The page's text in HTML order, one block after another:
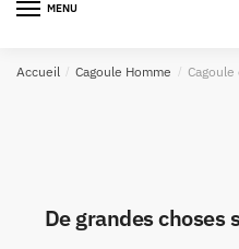
MENU
Accueil / Cagoule Homme / Cagoule
De grandes choses